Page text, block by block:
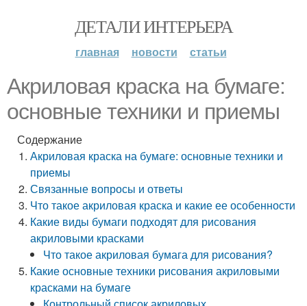
ДЕТАЛИ ИНТЕРЬЕРА
главная новости статьи
Акриловая краска на бумаге:
основные техники и приемы
Содержание
Акриловая краска на бумаге: основные техники и
приемы
Связанные вопросы и ответы
Что такое акриловая краска и какие ее особенности
Какие виды бумаги подходят для рисования
акриловыми красками
Что такое акриловая бумага для рисования?
Какие основные техники рисования акриловыми
красками на бумаге